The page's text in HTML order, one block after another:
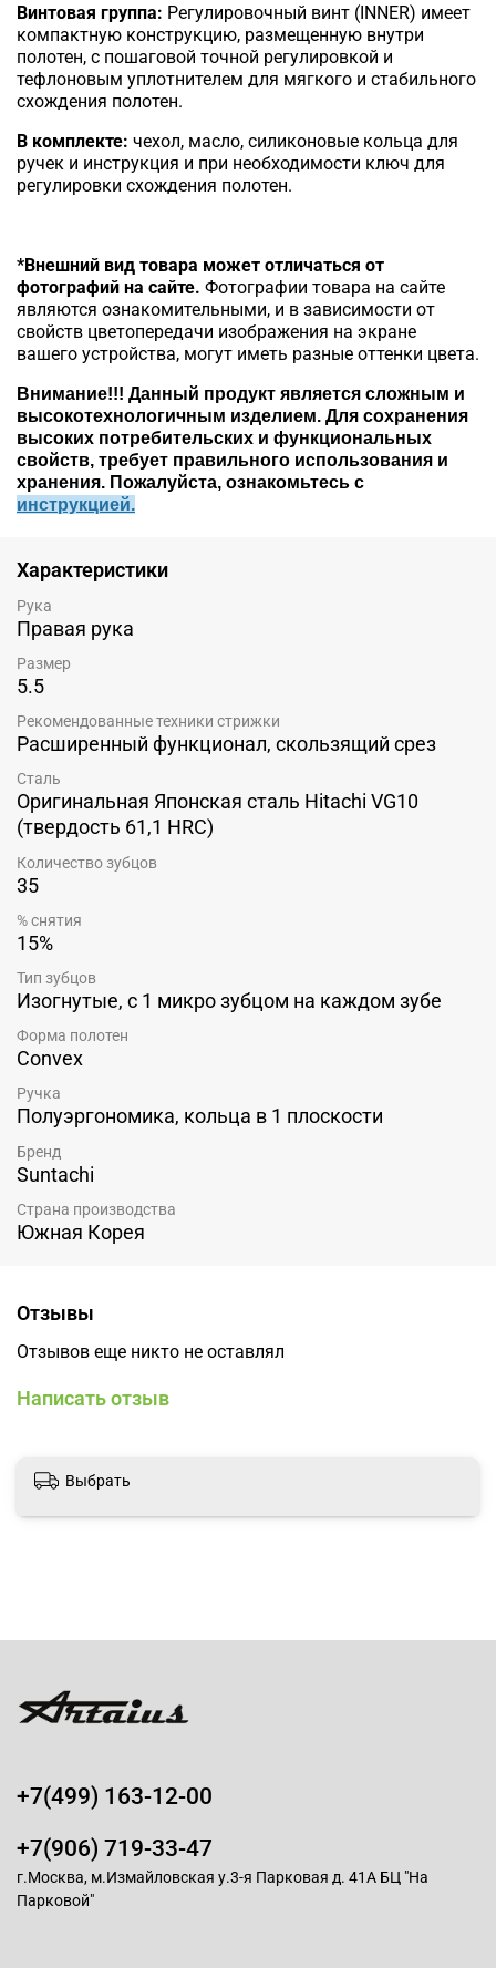
Винтовая группа: Регулировочный винт (INNER) имеет
компактную конструкцию, размещенную внутри
полотен, с пошаговой точной регулировкой и
тефлоновым уплотнителем для мягкого и стабильного
схождения полотен.
В комплекте: чехол, масло, силиконовые кольца для
ручек и инструкция и при необходимости ключ для
регулировки схождения полотен.
*Внешний вид товара может отличаться от
фотографий на сайте. Фотографии товара на сайте
являются ознакомительными, и в зависимости от
свойств цветопередачи изображения на экране
вашего устройства, могут иметь разные оттенки цвета.
Внимание!!! Данный продукт является сложным и
высокотехнологичным изделием. Для сохранения
высоких потребительских и функциональных
свойств, требует правильного использования и
хранения. Пожалуйста, ознакомьтесь c
инструкцией.
Характеристики
Рука
Правая рука
Размер
5.5
Рекомендованные техники стрижки
Расширенный функционал, скользящий срез
Сталь
Оригинальная Японская сталь Hitachi VG10
(твердость 61,1 HRC)
Количество зубцов
35
% снятия
15%
Тип зубцов
Изогнутые, с 1 микро зубцом на каждом зубе
Форма полотен
Convex
Ручка
Полуэргономика, кольца в 1 плоскости
Бренд
Suntachi
Страна производства
Южная Корея
Отзывы
Отзывов еще никто не оставлял
Написать отзыв
Выбрать
+7(499) 163-12-00
+7(906) 719-33-47
г.Москва, м.Измайловская у.3-я Парковая д. 41А БЦ "На
Парковой"